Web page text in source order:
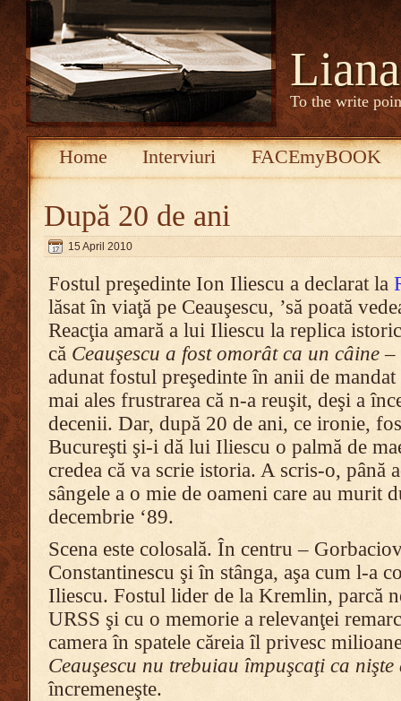
To the write
Home Interviuri FACEmyBOOK
După 20 de ani
15 April 2010
Fostul preşedinte Ion Iliescu a declarat la
lăsat în viaţă pe Ceauşescu, ’să poată
Reacţia amară a lui Iliescu la replica
că Ceauşescu a fost omorât ca un câine –
adunat fostul preşedinte în anii de
mai ales frustrarea că n-a reuşit, deşi a
decenii. Dar, după 20 de ani, ce ironie,
Bucureşti şi-i dă lui Iliescu o palmă de
credea că va scrie istoria. A scris-o, până
sângele a o mie de oameni care au murit
decembrie ‘89.
Scena este colosală. În centru –
Constantinescu şi în stânga, aşa cum l-a
Iliescu. Fostul lider de la Kremlin, parcă
URSS şi cu o memorie a relevanţei
camera în spatele căreia îl privesc
Ceauşescu nu trebuiau împuşcaţi ca
încremeneşte.